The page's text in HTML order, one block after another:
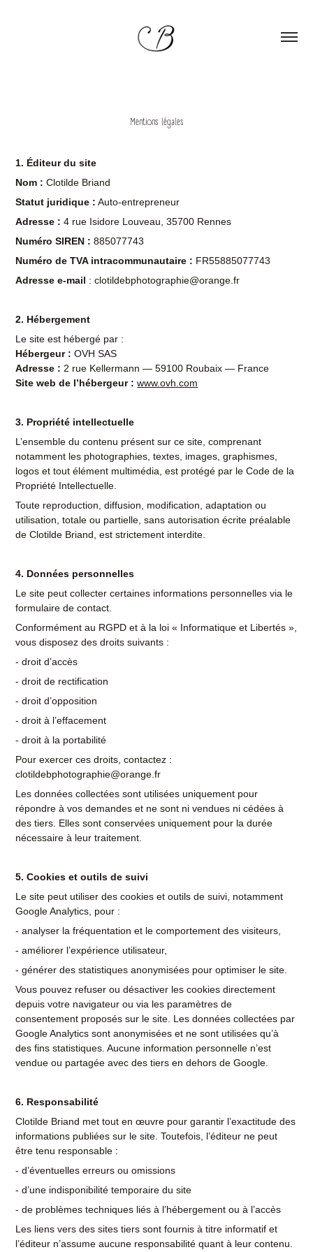
Mentions légales
1. Éditeur du site
Nom : Clotilde Briand
Statut juridique : Auto-entrepreneur
Adresse : 4 rue Isidore Louveau, 35700 Rennes
Numéro SIREN : 885077743
Numéro de TVA intracommunautaire : FR55885077743
Adresse e-mail : clotildebphotographie@orange.fr
2. Hébergement
Le site est hébergé par :
Hébergeur : OVH SAS
Adresse : 2 rue Kellermann — 59100 Roubaix — France
Site web de l’hébergeur : www.ovh.com
3. Propriété intellectuelle
L’ensemble du contenu présent sur ce site, comprenant
notamment les photographies, textes, images, graphismes,
logos et tout élément multimédia, est protégé par le Code de la
Propriété Intellectuelle.
Toute reproduction, diffusion, modification, adaptation ou
utilisation, totale ou partielle, sans autorisation écrite préalable
de Clotilde Briand, est strictement interdite.
4. Données personnelles
Le site peut collecter certaines informations personnelles via le
formulaire de contact.
Conformément au RGPD et à la loi « Informatique et Libertés »,
vous disposez des droits suivants :
- droit d’accès
- droit de rectification
- droit d’opposition
- droit à l’effacement
- droit à la portabilité
Pour exercer ces droits, contactez :
clotildebphotographie@orange.fr
Les données collectées sont utilisées uniquement pour
répondre à vos demandes et ne sont ni vendues ni cédées à
des tiers. Elles sont conservées uniquement pour la durée
nécessaire à leur traitement.
5. Cookies et outils de suivi
Le site peut utiliser des cookies et outils de suivi, notamment
Google Analytics, pour :
- analyser la fréquentation et le comportement des visiteurs,
- améliorer l’expérience utilisateur,
- générer des statistiques anonymisées pour optimiser le site.
Vous pouvez refuser ou désactiver les cookies directement
depuis votre navigateur ou via les paramètres de
consentement proposés sur le site. Les données collectées par
Google Analytics sont anonymisées et ne sont utilisées qu’à
des fins statistiques. Aucune information personnelle n’est
vendue ou partagée avec des tiers en dehors de Google.
6. Responsabilité
Clotilde Briand met tout en œuvre pour garantir l’exactitude des
informations publiées sur le site. Toutefois, l’éditeur ne peut
être tenu responsable :
- d’éventuelles erreurs ou omissions
- d’une indisponibilité temporaire du site
- de problèmes techniques liés à l’hébergement ou à l’accès
Les liens vers des sites tiers sont fournis à titre informatif et
l’éditeur n’assume aucune responsabilité quant à leur contenu.